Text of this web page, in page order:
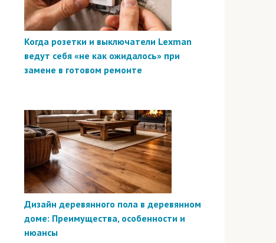
Когда розетки и выключатели Lexman
ведут себя «не как ожидалось» при
замене в готовом ремонте
Дизайн деревянного пола в деревянном
доме: Преимущества, особенности и
нюансы